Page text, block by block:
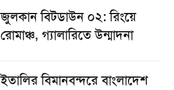
জুলকান বিটডাউন ০২: রিংয়ে
রোমাঞ্চ, গ্যালারিতে উন্মাদনা
ইতালির বিমানবন্দরে বাংলাদেশ